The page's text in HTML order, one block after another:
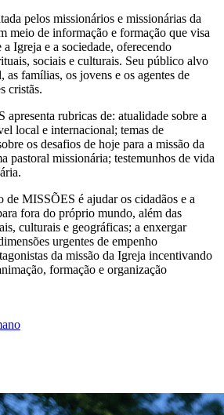
pelos missionários e missionárias da
meio de informação e formação que visa
Igreja e a sociedade, oferecendo
sociais e culturais. Seu público alvo
as famílias, os jovens e os agentes de
cristãs.
rubricas de: atualidade sobre a
local e internacional; temas de
os desafios de hoje para a missão da
pastoral missionária; testemunhos de vida
de MISSÕES é ajudar os cidadãos e a
fora do próprio mundo, além das
culturais e geográficas; a enxergar
urgentes de empenho
da missão da Igreja incentivando
formação e organização